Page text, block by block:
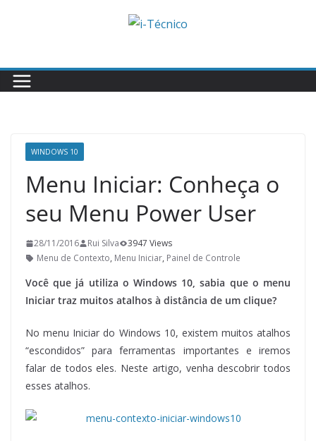
WINDOWS 10
Menu Iniciar: Conheça o
seu Menu Power User
28/11/2016 Rui Silva
3947 Views
Menu de Contexto, Menu Iniciar, Painel de Controle
Você que já utiliza o Windows 10, sabia que o menu
Iniciar traz muitos atalhos à distância de um clique?
No menu Iniciar do Windows 10, existem muitos atalhos
“escondidos” para ferramentas importantes e iremos
falar de todos eles. Neste artigo, venha descobrir todos
esses atalhos.